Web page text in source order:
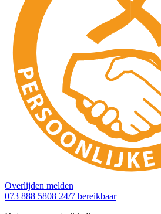
Overlijden melden
073 888 5808 24/7 bereikbaar